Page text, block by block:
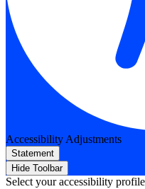
Accessibility Adjustments
Statement
Hide Toolbar
Select your accessibility profile